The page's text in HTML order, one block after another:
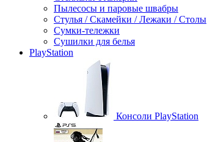
Пылесосы и паровые швабры
Стулья / Скамейки / Лежаки / Столы
Сумки-тележки
Сушилки для белья
PlayStation
Консоли PlayStation